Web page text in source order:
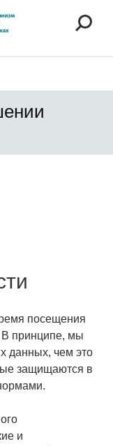
посещения
В принципе, мы
данных, чем это
защищаются в
и